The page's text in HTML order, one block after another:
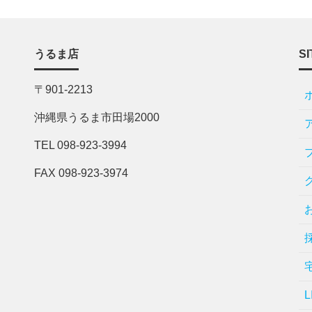
うるま店
〒901-2213
沖縄県うるま市田場2000
TEL 098-923-3994
FAX 098-923-3974